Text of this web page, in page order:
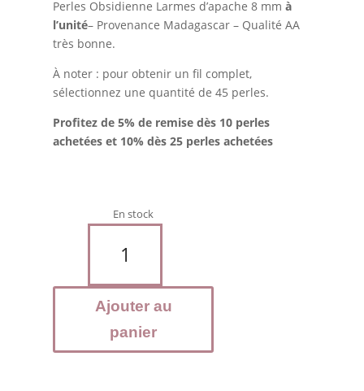
Perles Obsidienne Larmes d’apache 8 mm à
l’unité– Provenance Madagascar – Qualité AA
très bonne.
À noter : pour obtenir un fil complet,
sélectionnez une quantité de 45 perles.
Profitez de 5% de remise dès 10 perles
achetées et 10% dès 25 perles achetées
En stock
Larmes
d'apache
Perles
Ajouter au
panier